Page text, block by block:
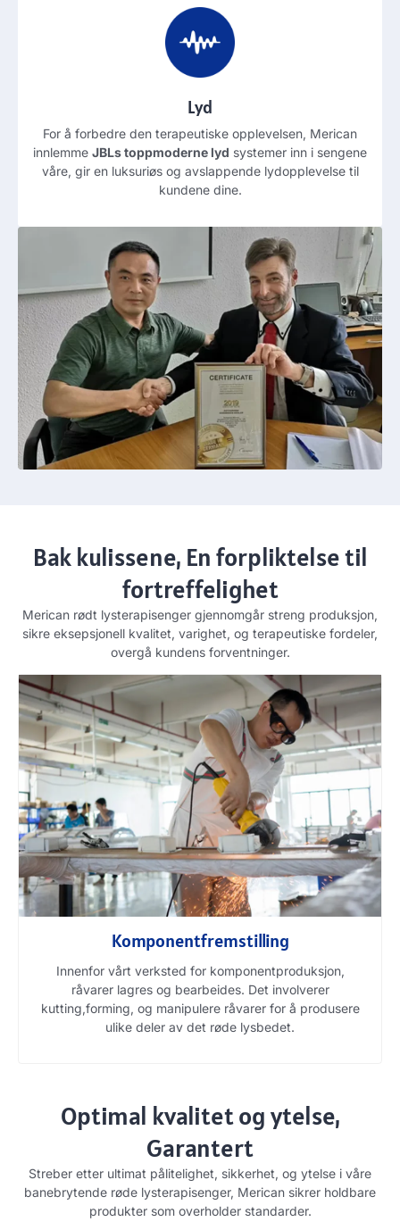
Lyd
For å forbedre den terapeutiske opplevelsen, Merican
innlemme JBLs toppmoderne lyd systemer inn i sengene
våre, gir en luksuriøs og avslappende lydopplevelse til
kundene dine.
Bak kulissene, En forpliktelse til
fortreffelighet
Merican rødt lysterapisenger gjennomgår streng produksjon,
sikre eksepsjonell kvalitet, varighet, og terapeutiske fordeler,
overgå kundens forventninger.
Komponentfremstilling
Innenfor vårt verksted for komponentproduksjon,
råvarer lagres og bearbeides. Det involverer
kutting,forming, og manipulere råvarer for å produsere
ulike deler av det røde lysbedet.
Optimal kvalitet og ytelse,
Garantert
Streber etter ultimat pålitelighet, sikkerhet, og ytelse i våre
banebrytende røde lysterapisenger, Merican sikrer holdbare
produkter som overholder standarder.